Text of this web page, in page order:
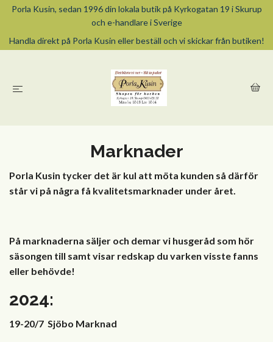
Porla Kusin, sedan 1996 din lokala butik på Kyrkogatan 19 i Skurup
och e-handlare i Sverige
Handla direkt på Porla Kusin eller beställ och vi skickar från butiken!
Marknader
Porla Kusin tycker det är kul att möta kunden så därför
står vi på några få kvalitetsmarknader under året.
På marknaderna säljer och demar vi husgeråd som hör
säsongen till samt visar redskap du varken visste fanns
eller behövde!
2024:
19-20/7 Sjöbo Marknad